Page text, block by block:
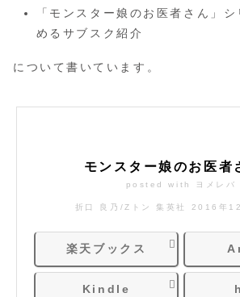
「モンスター娘のお医者さん」
めるサブスク紹介
について書いています。
モンスター娘のお医者
posted with ヨメレバ
折口 良乃/Zトン 集英社 2016年
楽天ブックス
Kindle